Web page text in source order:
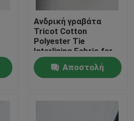
Ανδρική γραβάτα
Tricot Cotton
Polyester Tie
Interlining Fabric for
men
Αποστολή